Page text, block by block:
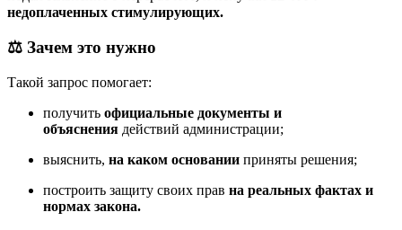
недоплаченных стимулирующих.
⚖️ Зачем это нужно
Такой запрос помогает:
получить официальные документы и
объяснения действий администрации;
выяснить, на каком основании приняты решения;
построить защиту своих прав на реальных фактах и
нормах закона.